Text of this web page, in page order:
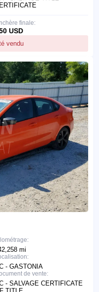
vendu
finale:
USD
mi
- GASTONIA
de vente:
- SALVAGE CERTIFICATE